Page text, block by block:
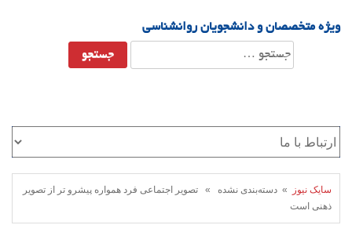
ویژه متخصصان و دانشجویان روانشناسی
جستجو
برای:
سایک نیوز
» دسته‌بندی نشده » تصویر اجتماعی فرد همواره پیشرو تر از تصویر
ذهنی است